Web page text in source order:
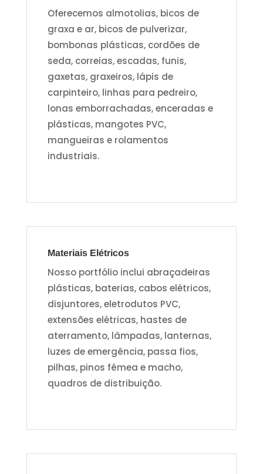
Oferecemos almotolias, bicos de
graxa e ar, bicos de pulverizar,
bombonas plásticas, cordões de
seda, correias, escadas, funis,
gaxetas, graxeiros, lápis de
carpinteiro, linhas para pedreiro,
lonas emborrachadas, enceradas e
plásticas, mangotes PVC,
mangueiras e rolamentos
industriais.
Materiais Elétricos
Nosso portfólio inclui abraçadeiras
plásticas, baterias, cabos elétricos,
disjuntores, eletrodutos PVC,
extensões elétricas, hastes de
aterramento, lâmpadas, lanternas,
luzes de emergência, passa fios,
pilhas, pinos fêmea e macho,
quadros de distribuição.